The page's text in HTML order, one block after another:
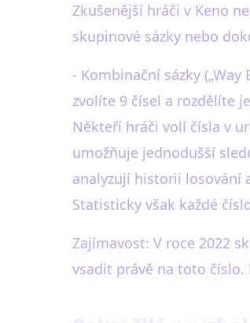
Zkušenější hráči v Keno
skupinové sázky nebo
- Kombinační sázky
zvolíte 9 čísel a rozdělíte
Někteří hráči volí čísla v
umožňuje jednodušší
analyzují historii losování
Statisticky však každé
Zajímavost: V roce 2022
vsadit právě na toto